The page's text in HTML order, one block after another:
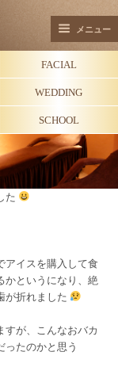
メニュー
FACIAL
WEDDING
SCHOOL
た
アイスを購入して食
かというになり、絶
が折れました
すが、こんなおバカ
ったのかと思う